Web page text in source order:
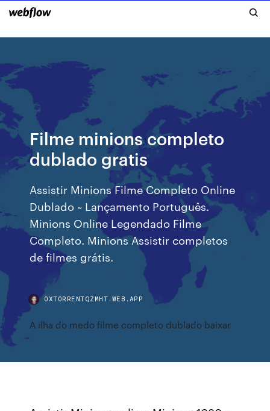
Filme minions completo
dublado gratis
Assistir Minions Filme Completo Online
Dublado ~ Lançamento Português.
Minions Online Legendado Filme
Completo. Minions Assistir completos
de filmes grátis.
OXTORRENTQZMHT.WEB.APP
A ilha do medo filme completo dublado baixar